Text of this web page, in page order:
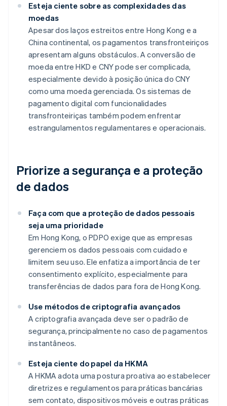
Esteja ciente sobre as complexidades das
moedas
Apesar dos laços estreitos entre Hong Kong e a
China continental, os pagamentos transfronteiriços
apresentam alguns obstáculos. A conversão de
moeda entre HKD e CNY pode ser complicada,
especialmente devido à posição única do CNY
como uma moeda gerenciada. Os sistemas de
pagamento digital com funcionalidades
transfronteiriças também podem enfrentar
estrangulamentos regulamentares e operacionais.
Priorize a segurança e a proteção
de dados
Faça com que a proteção de dados pessoais
seja uma prioridade
Em Hong Kong, o PDPO exige que as empresas
gerenciem os dados pessoais com cuidado e
limitem seu uso. Ele enfatiza a importância de ter
consentimento explícito, especialmente para
transferências de dados para fora de Hong Kong.
Use métodos de criptografia avançados
A criptografia avançada deve ser o padrão de
segurança, principalmente no caso de pagamentos
instantâneos.
Esteja ciente do papel da HKMA
A HKMA adota uma postura proativa ao estabelecer
diretrizes e regulamentos para práticas bancárias
sem contato, dispositivos móveis e outras práticas